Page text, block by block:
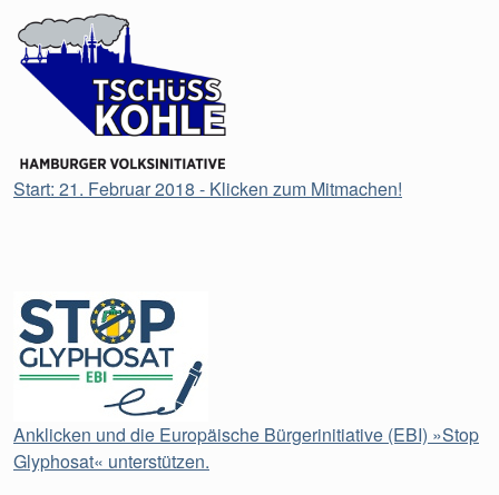
Start: 21. Februar 2018 - Klicken zum Mitmachen!
Anklicken und die Europäische Bürgerinitiative (EBI) »Stop
Glyphosat« unterstützen.